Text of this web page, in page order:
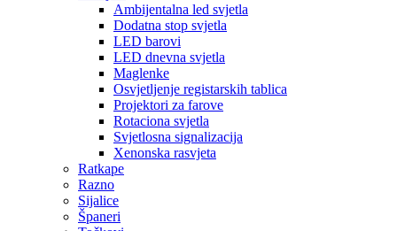
Ambijentalna led svjetla
Dodatna stop svjetla
LED barovi
LED dnevna svjetla
Maglenke
Osvjetljenje registarskih tablica
Projektori za farove
Rotaciona svjetla
Svjetlosna signalizacija
Xenonska rasvjeta
Ratkape
Razno
Sijalice
Španeri